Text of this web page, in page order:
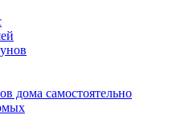
дома самостоятельно